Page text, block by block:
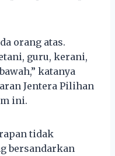
orang atas.
guru, kerani,
katanya
Jentera Pilihan
ini.
tidak
bersandarkan